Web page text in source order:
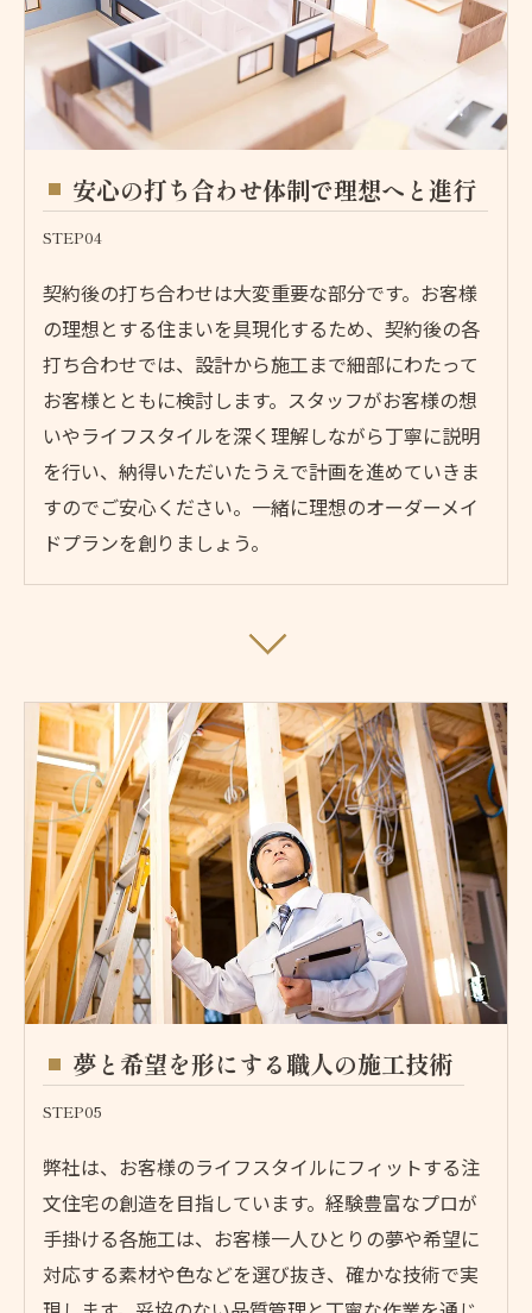
安心の打ち合わせ体制で理想へと進行
STEP04
契約後の打ち合わせは大変重要な部分です。お客様
の理想とする住まいを具現化するため、契約後の各
打ち合わせでは、設計から施工まで細部にわたって
お客様とともに検討します。スタッフがお客様の想
いやライフスタイルを深く理解しながら丁寧に説明
を行い、納得いただいたうえで計画を進めていきま
すのでご安心ください。一緒に理想のオーダーメイ
ドプランを創りましょう。
夢と希望を形にする職人の施工技術
STEP05
弊社は、お客様のライフスタイルにフィットする注
文住宅の創造を目指しています。経験豊富なプロが
手掛ける各施工は、お客様一人ひとりの夢や希望に
対応する素材や色などを選び抜き、確かな技術で実